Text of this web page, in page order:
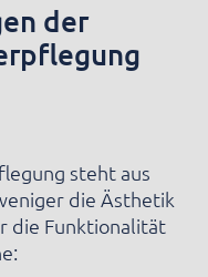
der
steht aus
die Ästhetik
die Funktionalität